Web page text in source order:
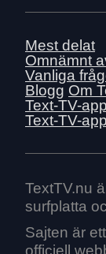
Tors 25
Tis 23 juni
Mån 22
Sön 21
Lör 20
Ons 17
Tis 16 juni
Mån 15
Mest delat
Omnämnt
Vanliga
Blogg Om
Text-TV-
Text-TV-
TextTV.nu
surfplatta
Sajten är
officiell